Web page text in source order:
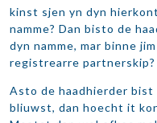
kinst sjen yn dyn
namme? Dan bisto de
dyn namme, mar binne
registrearre
Asto de haadhierder bist
bliuwst, dan hoecht it